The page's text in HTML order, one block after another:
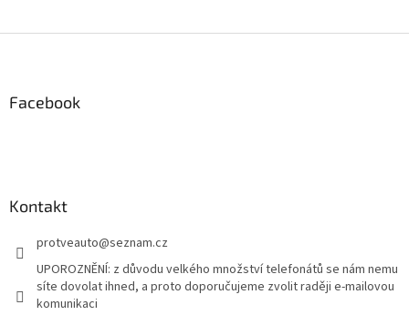
Facebook
Kontakt
protveauto@seznam.cz
UPOROZNĚNÍ: z důvodu velkého množství telefonátů se nám nemu
síte dovolat ihned, a proto doporučujeme zvolit raději e-mailovou
komunikaci